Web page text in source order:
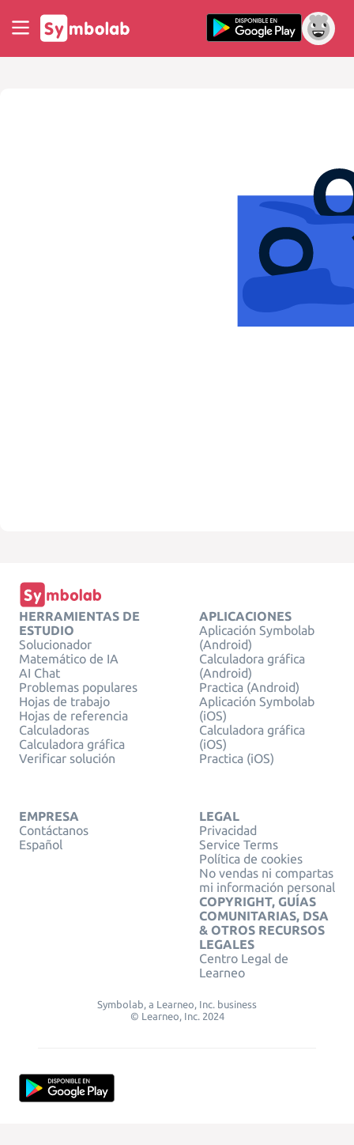
HERRAMIENTAS DE
ESTUDIO
Solucionador
Matemático de IA
AI Chat
Problemas populares
Hojas de trabajo
Hojas de referencia
Calculadoras
Calculadora gráfica
Verificar solución
APLICACIONES
Aplicación Symbolab
(Android)
Calculadora gráfica
(Android)
Practica (Android)
Aplicación Symbolab
(iOS)
Calculadora gráfica
(iOS)
Practica (iOS)
EMPRESA
Contáctanos
Español
LEGAL
Privacidad
Service Terms
Política de cookies
No vendas ni compartas
mi información personal
COPYRIGHT, GUÍAS
COMUNITARIAS, DSA
& OTROS RECURSOS
LEGALES
Centro Legal de
Learneo
Symbolab, a Learneo, Inc. business
© Learneo, Inc. 2024